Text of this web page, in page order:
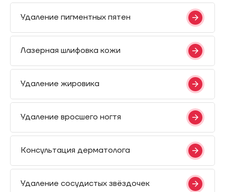
Удаление пигментных пятен
Лазерная шлифовка кожи
Удаление жировика
Удаление вросшего ногтя
Консультация дерматолога
Удаление сосудистых звёздочек